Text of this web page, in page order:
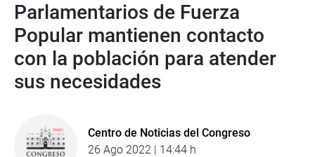
Parlamentarios de Fuerza
Popular mantienen contacto
con la población para atender
sus necesidades
Centro de Noticias del Congreso
26 Ago 2022 | 14:44 h